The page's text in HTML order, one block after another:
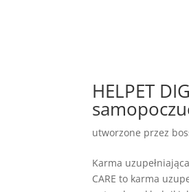
HELPET
utworzone przez
Karma
CARE to karma